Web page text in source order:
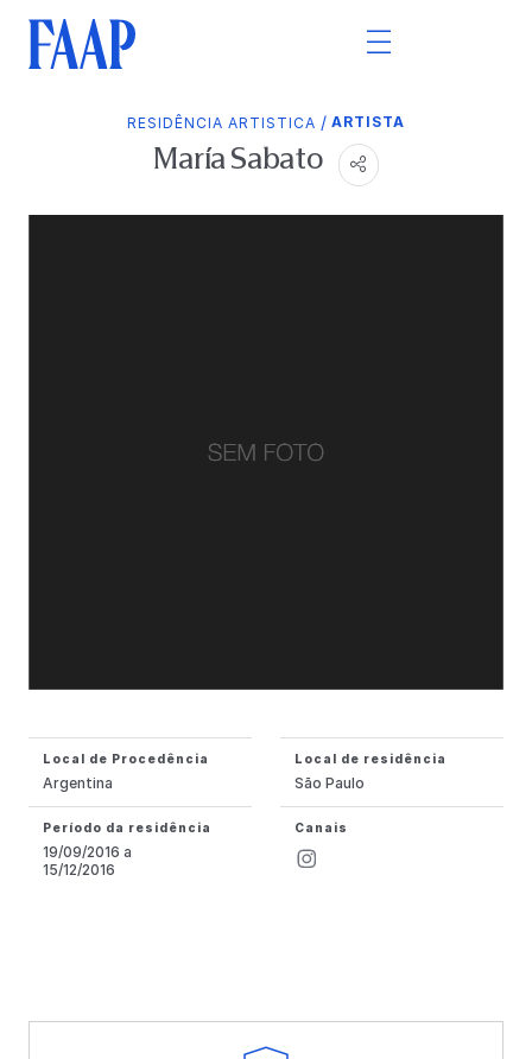
RESIDÊNCIA ARTISTICA / ARTISTA
María Sabato
Local de Procedência
Argentina
Local de residência
São Paulo
Período da residência
19/09/2016 a
15/12/2016
Canais